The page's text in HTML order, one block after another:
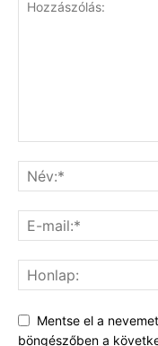
Mentse el a
böngészőben a